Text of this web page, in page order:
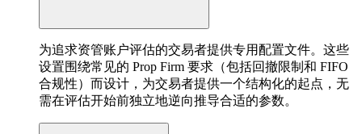
为追求资管账户评估的交易者提供专用配置文件。这些
设置围绕常见的 Prop Firm 要求（包括回撤限制和 FIFO
合规性）而设计，为交易者提供一个结构化的起点，无
需在评估开始前独立地逆向推导合适的参数。